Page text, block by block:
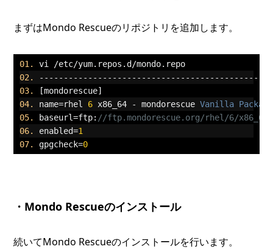
まずはMondo Rescueのリポジトリを追加します。
vi /etc/yum. repos .d /mondo. repo
[mondorescue]
name=rhel 6 x86_64 - mondorescue Vanilla
baseurl=ftp: //ftp.mondorescue.org/rhel/6/x86_64
enabled=1
gpgcheck=0
・Mondo Rescueのインストール
続いてMondo Rescueのインストールを行います。